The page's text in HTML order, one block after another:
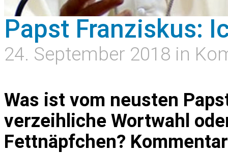
Papst Franziskus:
24. September 2018 in
Was ist vom neusten
verzeihliche Wortwahl
Fettnäpfchen?